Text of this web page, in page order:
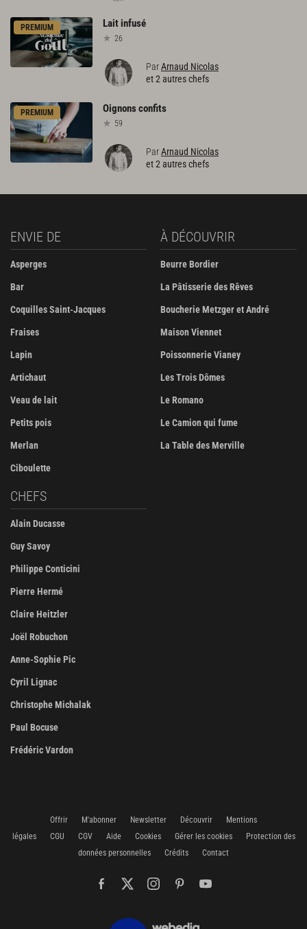
PREMIUM Lait infusé
26
ParArnaud Nicolas
et 2 autres chefs
PREMIUM Oignonsconfits
59
ParArnaud Nicolas
et 2 autres chefs
ENVIE DE
Asperges
Bar
Coquilles Saint-Jacques
Fraises
Lapin
Artichaut
Veau de lait
Petits pois
Merlan
Ciboulette
À DÉCOUVRIR
Beurre Bordier
La Pâtisserie des Rêves
Boucherie Metzger et André
Maison Viennet
Poissonnerie Vianey
Les Trois Dômes
Le Romano
Le Camion qui fume
La Table des Merville
CHEFS
Alain Ducasse
Guy Savoy
Philippe Conticini
Pierre Hermé
Claire Heitzler
Joël Robuchon
Anne-Sophie Pic
Cyril Lignac
Christophe Michalak
Paul Bocuse
Frédéric Vardon
Offrir M'abonner Newsletter Découvrir
Mentions
légales
CGU CGV Aide Cookies Gérer les cookies
Protection des
données personnelles
Crédits Contact